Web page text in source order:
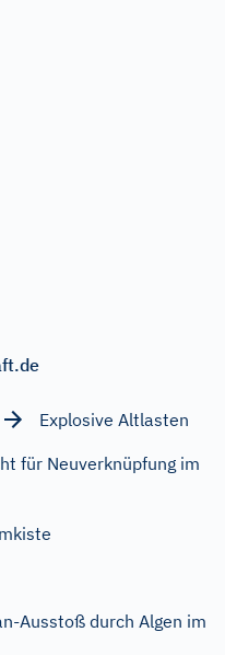
Explosive Altlasten
für Neuverknüpfung im
Ausstoß durch Algen im